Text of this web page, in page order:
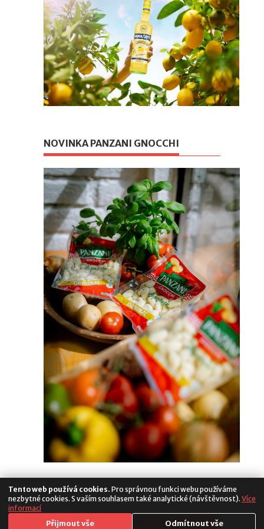
NOVINKA PANZANI GNOCCHI
Media
Tento web používá cookies. Pro správnou funkci webu používáme
nezbytné cookies. S vaším souhlasem také analytické (návštěvnost). Více
informací
Přijmout vše Odmítnout vše